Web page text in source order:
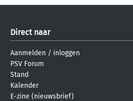
Direct naar
Aanmelden / inloggen
PSV Forum
Stand
Kalender
E-zine (nieuwsbrief)